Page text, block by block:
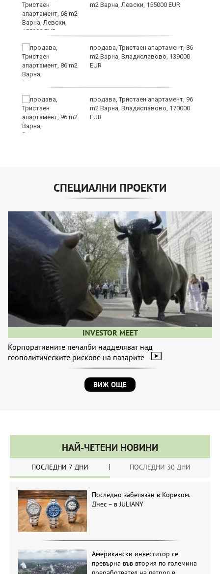
m2 Варна, Левски, 155000 EUR
продава, Тристаен апартамент, 86
m2 Варна, Владиславово, 139000
EUR
продава, Тристаен апартамент, 96
m2 Варна, Владиславово, 170000
EUR
СПЕЦИАЛНИ ПРОЕКТИ
INVESTOR MEET
Корпоративните печалби надделяват над
геополитическите рискове на пазарите
ВИЖ ОЩЕ
НАЙ-ЧЕТЕНИ НОВИНИ
ПОСЛЕДНИ 7 ДНИ ПОСЛЕДНИ 30 ДНИ
Последно забелязан в Кореком.
Днес – в JULIANY
Американски инвеститор се
превърна във втория по големина